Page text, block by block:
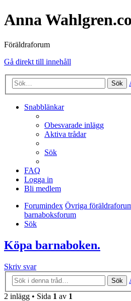
Anna
Föräldraforum
Gå direkt till innehåll
Sök
Snabblänkar
Obesvarade inlägg
Aktiva trådar
Sök
FAQ
Logga in
Bli medlem
Forumindex Övriga
barnaboksforum
Sök
Köpa barnaboken.
Skriv svar
Sök
2 inlägg • Sida 1 av 1